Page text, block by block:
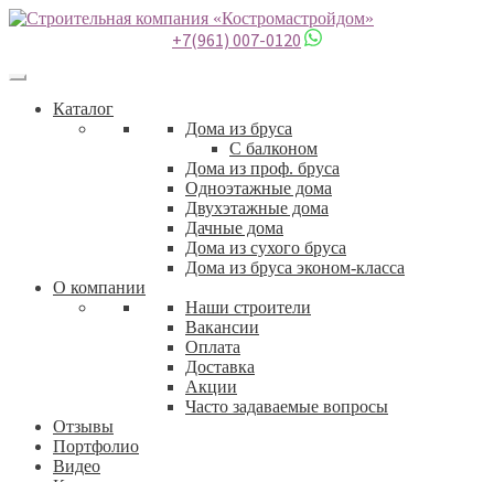
+7(961) 007-0120
Каталог
Дома из бруса
С балконом
Дома из проф. бруса
Одноэтажные дома
Двухэтажные дома
Дачные дома
Дома из сухого бруса
Дома из бруса эконом-класса
О компании
Наши строители
Вакансии
Оплата
Доставка
Акции
Часто задаваемые вопросы
Отзывы
Портфолио
Видео